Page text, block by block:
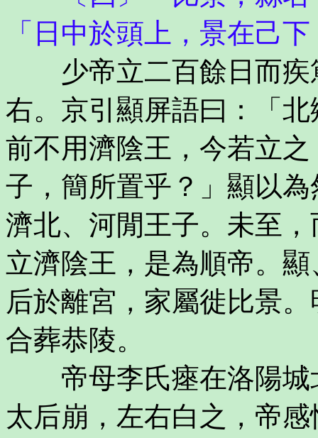
「日中於頭上，景在己
少帝立二百餘日而疾
右。京引顯屏語曰：「
前不用濟陰王，今若立
子，簡所置乎？」顯以
濟北、河閒王子。未至
立濟陰王，是為順帝。
后於離宮，家屬徙比景
合葬恭陵。
帝母李氏瘞在洛陽城
太后崩，左右白之，帝